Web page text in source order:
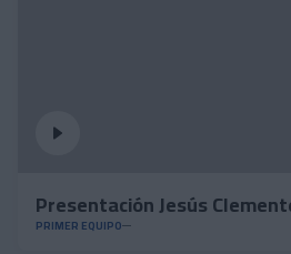
Presentación Jesús
PRIMER EQUIPO